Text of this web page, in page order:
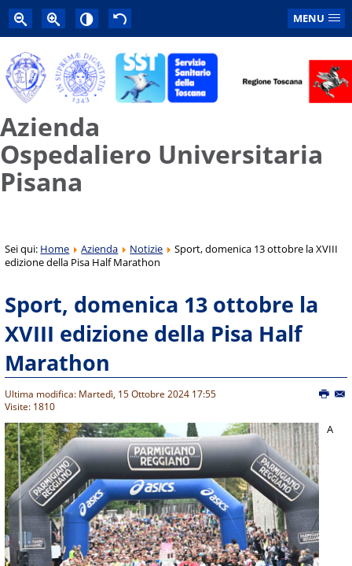
MENU
Azienda
Ospedaliero Universitaria
Pisana
Sei qui: Home Azienda Notizie
Sport, domenica 13 ottobre la XVIII
edizione della Pisa Half Marathon
Sport, domenica 13 ottobre la
XVIII edizione della Pisa Half
Marathon
Ultima modifica: Martedì, 15 Ottobre 2024 17:55
Visite: 1810
A